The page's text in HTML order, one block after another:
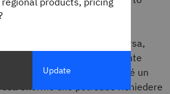
legacy è spesso l'ultima risorsa,
di codice completamente
vecchio. Questo è di per sé un
enorme che potrebbe richiedere
Update